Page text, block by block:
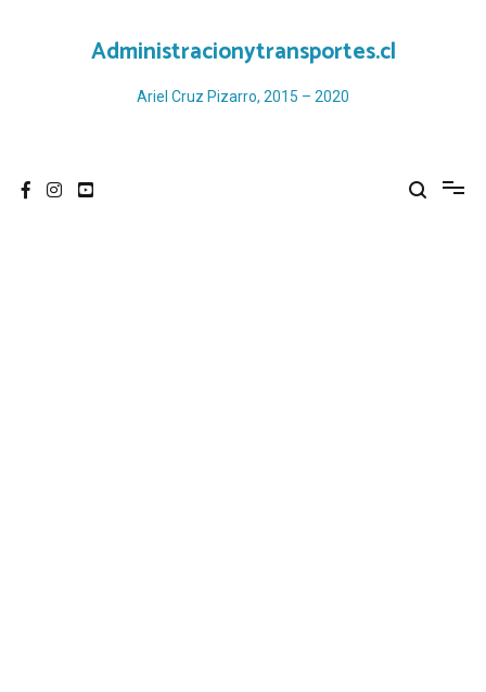
Administracionytransportes.cl
Ariel Cruz Pizarro, 2015 – 2020